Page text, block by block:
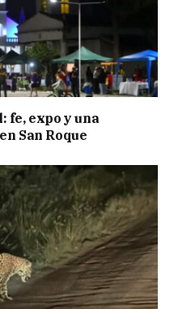
fe, expo y una
San Roque